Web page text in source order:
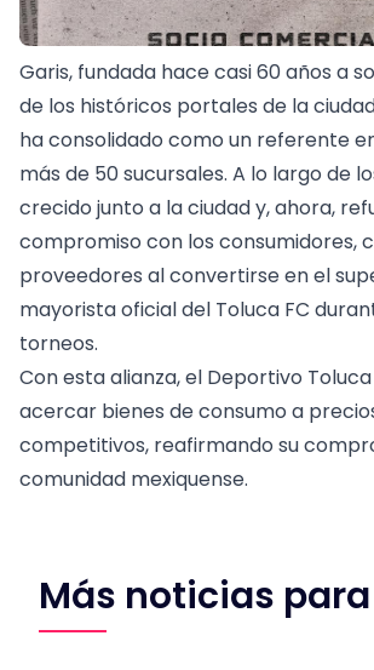
Garis, fundada hace casi 60 años a
de los históricos portales de la
ha consolidado como un referente
más de 50 sucursales. A lo largo de
crecido junto a la ciudad y, ahora,
compromiso con los consumidores,
proveedores al convertirse en el
mayorista oficial del Toluca FC
torneos.
Con esta alianza, el Deportivo
acercar bienes de consumo a
competitivos, reafirmando su
comunidad mexiquense.
Más noticias